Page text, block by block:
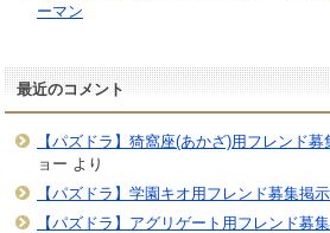
ーマン
最近のコメント
【パズドラ】猗窩座(あかざ)用フレンド
ョー より
【パズドラ】学園キオ用フレンド募集掲
【パズドラ】アグリゲート用フレンド募